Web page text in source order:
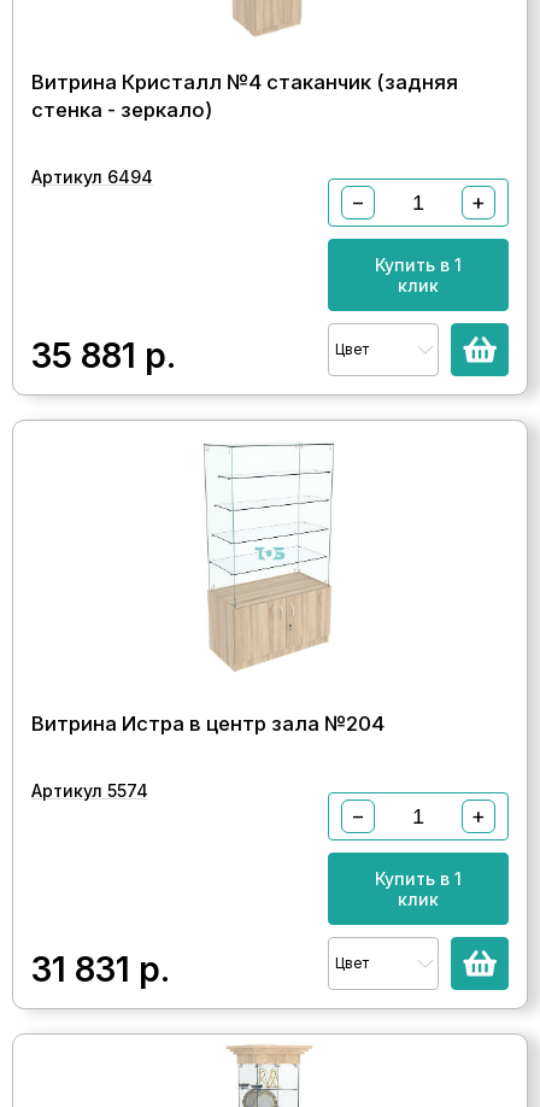
Витрина Кристалл №4 стаканчик (задняя
стенка - зеркало)
Артикул 6494
35 881 р.
− +
Купить в 1
клик
Цвет
Витрина Истра в центр зала №204
Артикул 5574
31 831 р.
− +
Купить в 1
клик
Цвет